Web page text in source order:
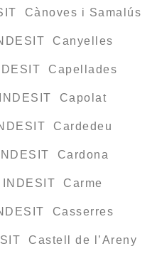
Cànoves i Samalús
Canyelles
Capellades
Capolat
Cardedeu
Cardona
Carme
Casserres
Castell de l’Areny